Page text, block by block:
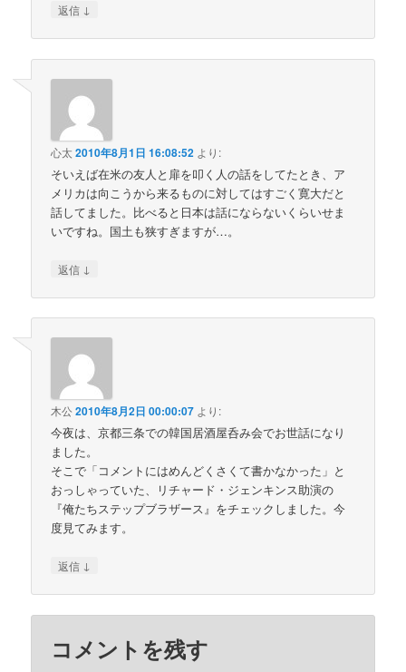
返信 ↓
心太 2010年8月1日 16:08:52 より:
そいえば在米の友人と扉を叩く人の話をしてたとき、ア
メリカは向こうから来るものに対してはすごく寛大だと
話してました。比べると日本は話にならないくらいせま
いですね。国土も狭すぎますが…。
返信 ↓
木公2010年8月2日 00:00:07 より:
今夜は、京都三条での韓国居酒屋呑み会でお世話になり
ました。
そこで「コメントにはめんどくさくて書かなかった」と
おっしゃっていた、リチャード・ジェンキンス助演の
『俺たちステップブラザース』をチェックしました。今
度見てみます。
返信 ↓
コメントを残す